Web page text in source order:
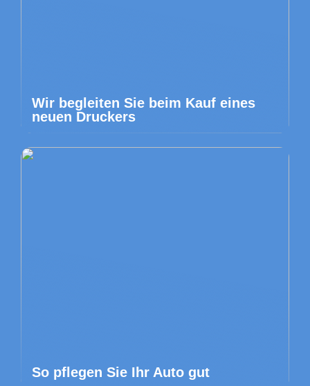
Wir begleiten Sie beim Kauf eines
neuen Druckers
So pflegen Sie Ihr Auto gut